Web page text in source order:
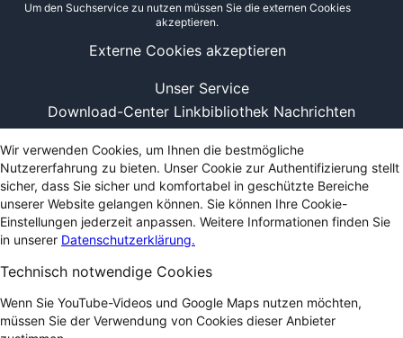
Unser Service
Download-Center Linkbibliothek Nachrichten
Um den Suchservice zu nutzen müssen Sie die externen Cookies
akzeptieren.
Externe Cookies akzeptieren
Wir verwenden Cookies, um Ihnen die bestmögliche
Nutzererfahrung zu bieten. Unser Cookie zur Authentifizierung stellt
sicher, dass Sie sicher und komfortabel in geschützte Bereiche
unserer Website gelangen können. Sie können Ihre Cookie-
Einstellungen jederzeit anpassen. Weitere Informationen finden Sie
in unserer Datenschutzerklärung.
Technisch notwendige Cookies
Wenn Sie YouTube-Videos und Google Maps nutzen möchten,
müssen Sie der Verwendung von Cookies dieser Anbieter